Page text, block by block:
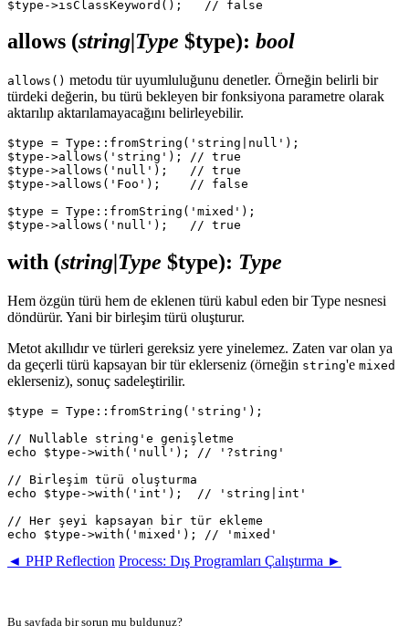
allows (string|Type $type): bool
allows() metodu tür uyumluluğunu denetler. Örneğin belirli bir
türdeki değerin, bu türü bekleyen bir fonksiyona parametre olarak
aktarılıp aktarılamayacağını belirleyebilir.
$type = Type::fromString('string|null');
$type->allows('string'); // true
$type->allows('null');   // true
$type->allows('Foo');    // false
$type = Type::fromString('mixed');
with (string|Type $type): Type
Hem özgün türü hem de eklenen türü kabul eden bir Type nesnesi
döndürür. Yani bir birleşim türü oluşturur.
Metot akıllıdır ve türleri gereksiz yere yinelemez. Zaten var olan ya
da geçerli türü kapsayan bir tür eklerseniz (örneğin string'e mixed
eklerseniz), sonuç sadeleştirilir.
$type = Type::fromString('string');
// Nullable string'e genişletme
echo $type->with('null'); // '?string'
// Birleşim türü oluşturma
echo $type->with('int');  // 'string|int'
// Her şeyi kapsayan bir tür ekleme
◄ PHP Reflection Process: Dış Programları Çalıştırma ►